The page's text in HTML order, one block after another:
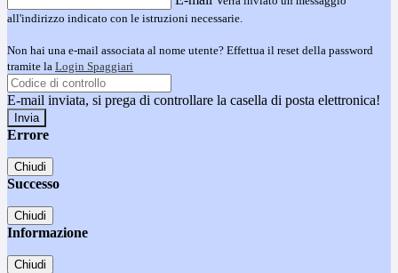
all'indirizzo indicato con le istruzioni necessarie.
Non hai una e-mail associata al nome utente? Effettua il reset della password
tramite la Login Spaggiari
E-mail inviata, si prega di controllare la casella di posta elettronica!
Errore
Chiudi
Successo
Chiudi
Informazione
Chiudi